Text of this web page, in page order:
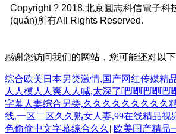
Copyright ? 2018.北京圓志科信電子科
(quán)所有All Rights Reserved.
感谢您访问我们的网站，您可能还对以下
综合欧美日本另类激情,国产网红传媒精
人人模人人爽人人喊,太深了吧唧吧唧吧
字幕人妻综合另类,久久久久久久久久久
线,一区二区久久熟女人妻,99在线精品视
色偷偷中文字幕综合久久 | 欧美国产精品